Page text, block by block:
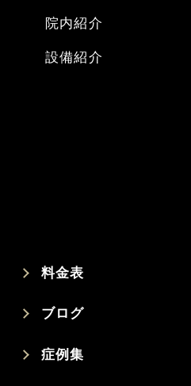
院内紹介
設備紹介
料金表
ブログ
症例集